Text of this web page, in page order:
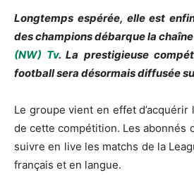
Longtemps espérée, elle est
des champions débarque la
(NW) Tv. La prestigieuse
football sera désormais diffusée
Le groupe vient en effet
de cette compétition. Les abonnés
suivre en live les matchs de la
français et en langue.